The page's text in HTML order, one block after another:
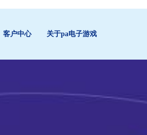
客户中心 关于pa电子游戏